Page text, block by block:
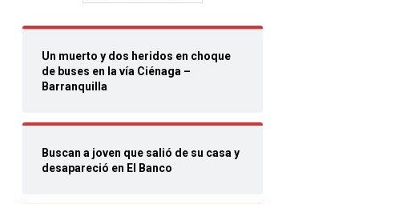
Un muerto y dos heridos en choque
de buses en la vía Ciénaga –
Barranquilla
Buscan a joven que salió de su casa y
desapareció en El Banco